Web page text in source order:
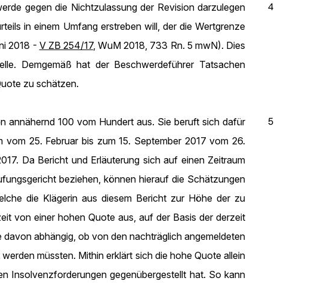
4
gegen die Nichtzulassung der Revision darzulegen
in einem Umfang erstreben will, der die Wertgrenze
2018 - V ZB 254/17, WuM 2018, 733 Rn. 5 mwN). Dies
Demgemäß hat der Beschwerdeführer Tatsachen
zu schätzen.
5
annähernd 100 vom Hundert aus. Sie beruft sich dafür
25. Februar bis zum 15. September 2017 vom 26.
Da Bericht und Erläuterung sich auf einen Zeitraum
beziehen, können hierauf die Schätzungen
die Klägerin aus diesem Bericht zur Höhe der zu
von einer hohen Quote aus, auf der Basis der derzeit
abhängig, ob von den nachträglich angemeldeten
müssten. Mithin erklärt sich die hohe Quote allein
Insolvenzforderungen gegenübergestellt hat. So kann